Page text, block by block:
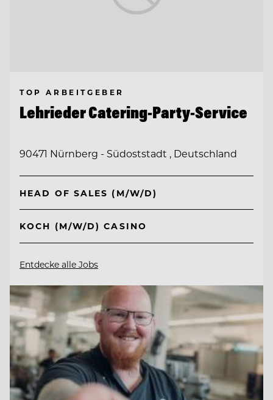
TOP ARBEITGEBER
Lehrieder Catering-Party-Service
90471 Nürnberg - Südoststadt , Deutschland
HEAD OF SALES (M/W/D)
KOCH (M/W/D) CASINO
Entdecke alle Jobs